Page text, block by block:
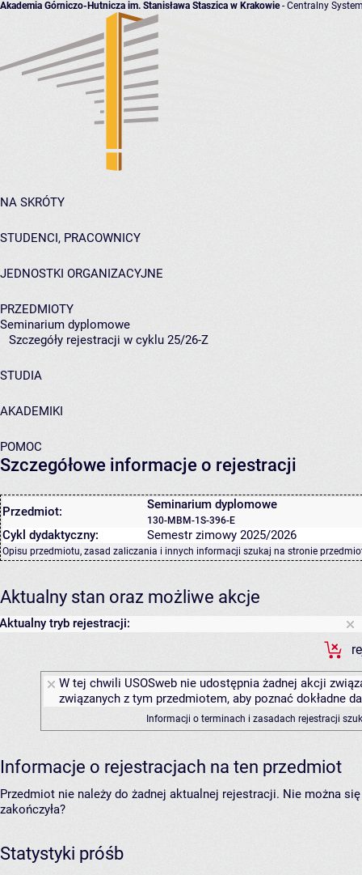
Akademia Górniczo-Hutnicza im. Stanisława Staszica w Krakowie- Centralny
NA SKRÓTY
STUDENCI, PRACOWNICY
JEDNOSTKI ORGANIZACYJNE
PRZEDMIOTY
Seminarium dyplomowe
Szczegóły rejestracji w cyklu 25/26-Z
STUDIA
AKADEMIKI
POMOC
Szczegółowe informacje o rejestracji
Przedmiot: Seminarium dyplomowe
130-MBM-1S-396-E
Cykl dydaktyczny: Semestr zimowy 2025/2026
Opisu przedmiotu, zasad zaliczania i innych informacji szukaj na stronie
Aktualny stan oraz możliwe akcje
Aktualny tryb rejestracji:
W tej chwili USOSweb nie udostępnia żadnej akcji
związanych z tym przedmiotem, aby poznać dokładne
Informacji o terminach i zasadach rejestracji
Informacje o rejestracjach na ten przedmiot
Przedmiot nie należy do żadnej aktualnej rejestracji. Nie można
zakończyła?
Statystyki próśb